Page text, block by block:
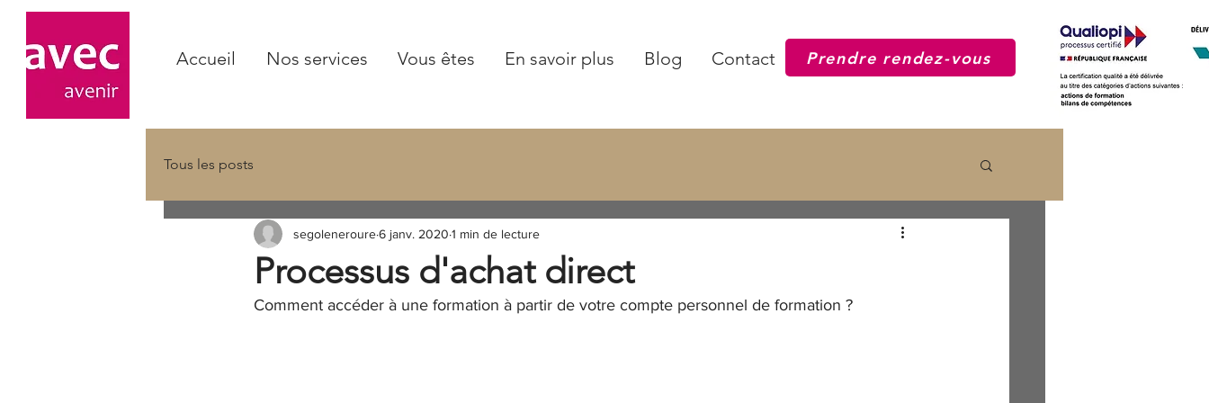
Accueil Nos services Vous êtes En savoir plus Blog Contact Prendre rendez-vous
Tous les posts
Processus d'achat direct
segoleneroure6 janv. 2020 1 min de lecture
Comment accéder à une formation à partir de votre compte personnel de formation ?